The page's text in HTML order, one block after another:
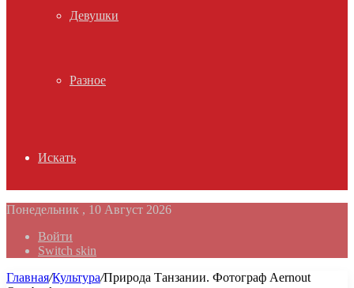
Девушки
Разное
Искать
Понедельник , 10 Август 2026
Войти
Switch skin
Главная/Культура/Природа Танзании. Фотограф Aernout